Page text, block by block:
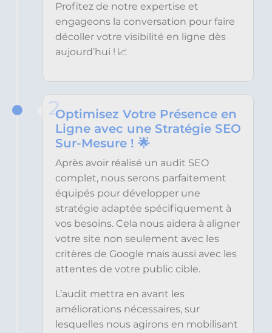
Profitez de notre expertise et
engageons la conversation pour faire
décoller votre visibilité en ligne dès
aujourd’hui ! 📈
Optimisez Votre Présence en
Ligne avec une Stratégie SEO
Sur-Mesure ! 🌟
2
Après avoir réalisé un audit SEO
complet, nous serons parfaitement
équipés pour développer une
stratégie adaptée spécifiquement à
vos besoins. Cela nous aidera à aligner
votre site non seulement avec les
critères de Google mais aussi avec les
attentes de votre public cible.
L’audit mettra en avant les
améliorations nécessaires, sur
lesquelles nous agirons en mobilisant